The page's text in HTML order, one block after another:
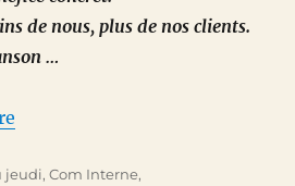
de nous, plus de nos clients.
…
jeudi,Com Interne,